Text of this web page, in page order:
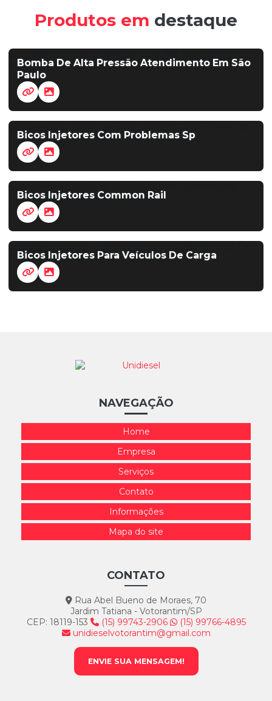
Produtos em destaque
Bomba De Alta Pressão Atendimento Em São
Paulo
Bicos Injetores Com Problemas Sp
Bicos Injetores Common Rail
Bicos Injetores Para Veículos De Carga
NAVEGAÇÃO
Home
Empresa
Serviços
Contato
Informações
Mapa do site
CONTATO
Rua Abel Bueno de Moraes, 70
Jardim Tatiana - Votorantim/SP
CEP: 18119-153
(15) 99743-2906
(15) 99766-4895
unidieselvotorantim@gmail.com
ENVIE SUA MENSAGEM!